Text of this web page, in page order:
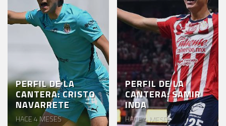
PERFIL DE LA
CANTERA: CRISTO
NAVARRETE
HACE 4 MESES
PERFIL DE LA
CANTERA: SAMIR
INDA
HACE 4 MESES